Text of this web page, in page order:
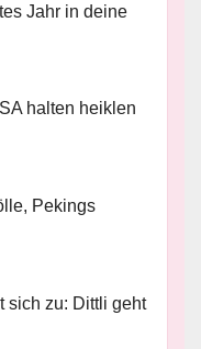
Jahr in deine
halten heiklen
Pekings
sich zu: Dittli geht